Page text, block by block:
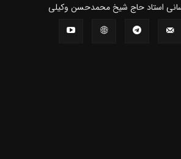
استاد حاج شیخ محمدحسن وکیلی